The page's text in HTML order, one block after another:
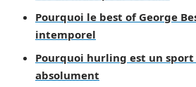
Pourquoi le best of George
intemporel
Pourquoi hurling est un
absolument